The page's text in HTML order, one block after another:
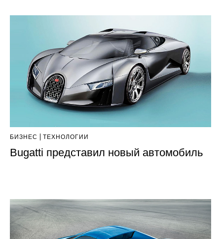
БИЗНЕС ТЕХНОЛОГИИ
Bugatti представил новый автомобиль